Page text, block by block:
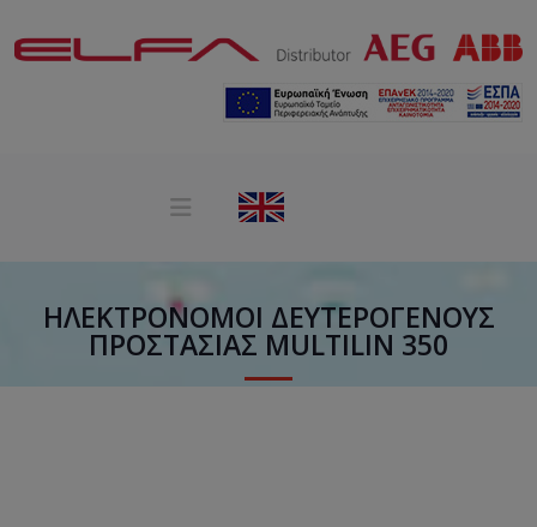
ΗΛΕΚΤΡΟΝΌΜΟΙ ΔΕΥΤΕΡΟΓΕΝΟΎΣ
ΠΡΟΣΤΑΣΊΑΣ MULTILIN 350